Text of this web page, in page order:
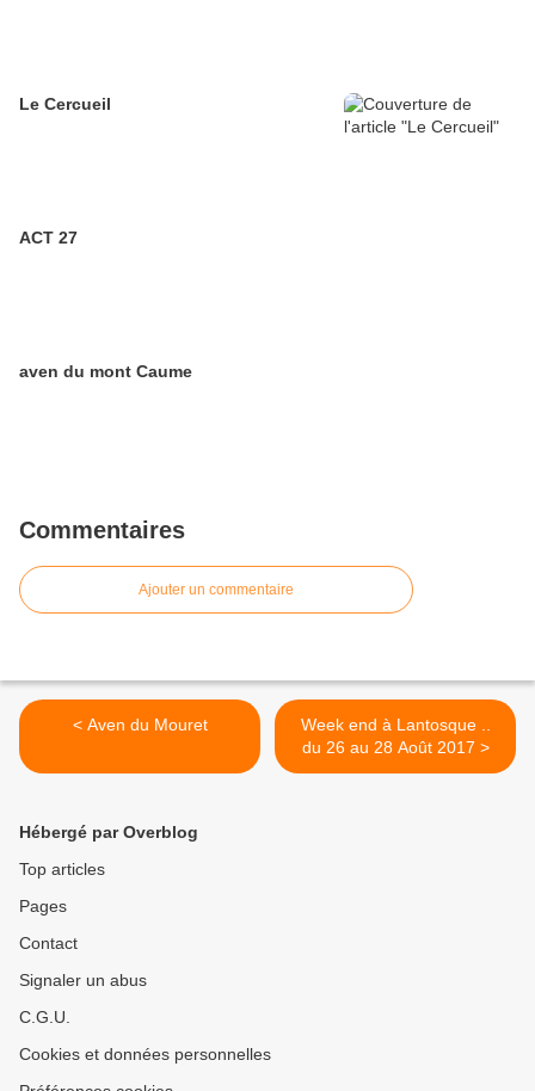
Le Cercueil
ACT 27
aven du mont Caume
Commentaires
Ajouter un commentaire
< Aven du Mouret
Week end à Lantosque ..
du 26 au 28 Août 2017 >
Hébergé par Overblog
Top articles
Pages
Contact
Signaler un abus
C.G.U.
Cookies et données personnelles